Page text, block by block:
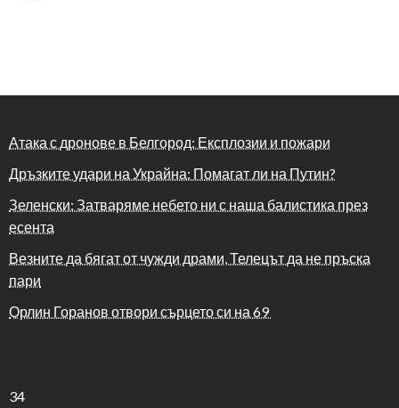
Атака с дронове в Белгород: Експлозии и пожари
Дръзките удари на Украйна: Помагат ли на Путин?
Зеленски: Затваряме небето ни с наша балистика през
есента
Везните да бягат от чужди драми, Телецът да не пръска
пари
Орлин Горанов отвори сърцето си на 69
34